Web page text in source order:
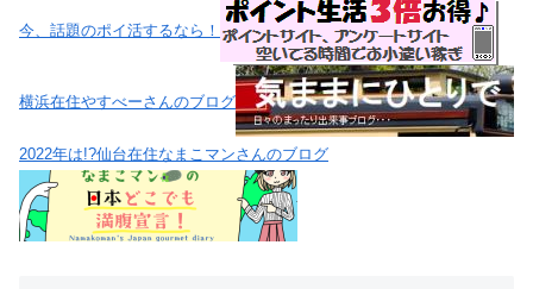
今、話題のポイ活するなら！
横浜在住やすべーさんのブログ
2022年は!?仙台在住なまこマンさんのブログ